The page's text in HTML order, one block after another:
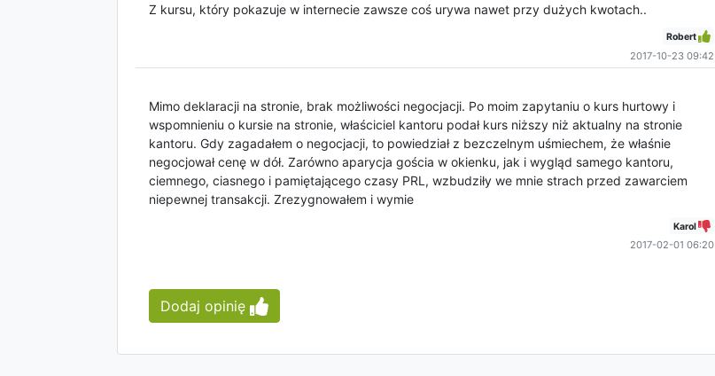
Z kursu, który pokazuje w internecie zawsze coś urywa nawet przy dużych kwotach..
Robert
2017-10-23 09:42
Mimo deklaracji na stronie, brak możliwości negocjacji. Po moim zapytaniu o kurs hurtowy i
wspomnieniu o kursie na stronie, właściciel kantoru podał kurs niższy niż aktualny na stronie
kantoru. Gdy zagadałem o negocjacji, to powiedział z bezczelnym uśmiechem, że właśnie
negocjował cenę w dół. Zarówno aparycja gościa w okienku, jak i wygląd samego kantoru,
ciemnego, ciasnego i pamiętającego czasy PRL, wzbudziły we mnie strach przed zawarciem
niepewnej transakcji. Zrezygnowałem i wymie
Karol
2017-02-01 06:20
Dodaj opinię